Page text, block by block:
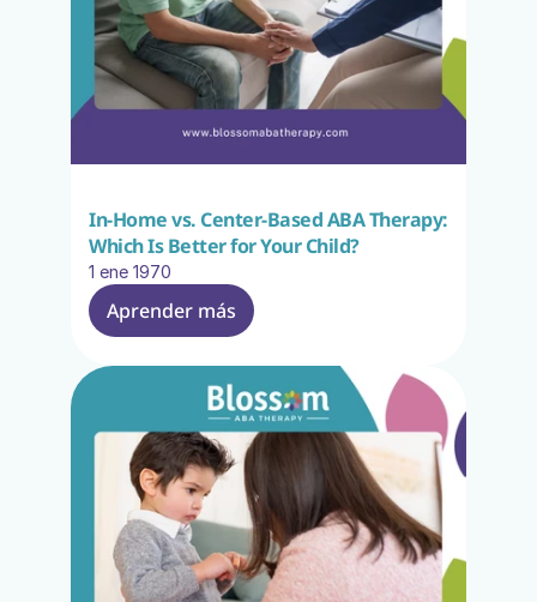
In-Home vs. Center-Based ABA Therapy:
Which Is Better for Your Child?
1 ene 1970
Aprender más